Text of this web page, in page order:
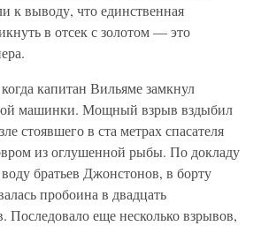
к выводу, что единственная
в отсек с золотом — это
капитан Вильяме замкнул
машинки. Мощный взрыв вздыбил
стоявшего в ста метрах спасателя
из оглушенной рыбы. По докладу
братьев Джонстонов, в борту
пробоина в двадцать
Последовало еще несколько взрывов,